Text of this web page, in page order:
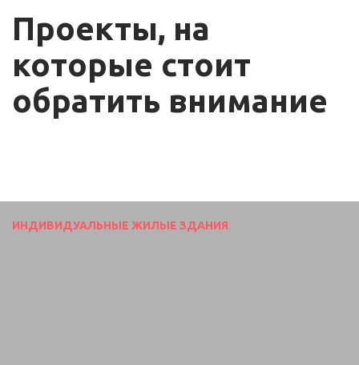
Проекты, на
которые стоит
обратить внимание
ИНДИВИДУАЛЬНЫЕ ЖИЛЫЕ ЗДАНИЯ